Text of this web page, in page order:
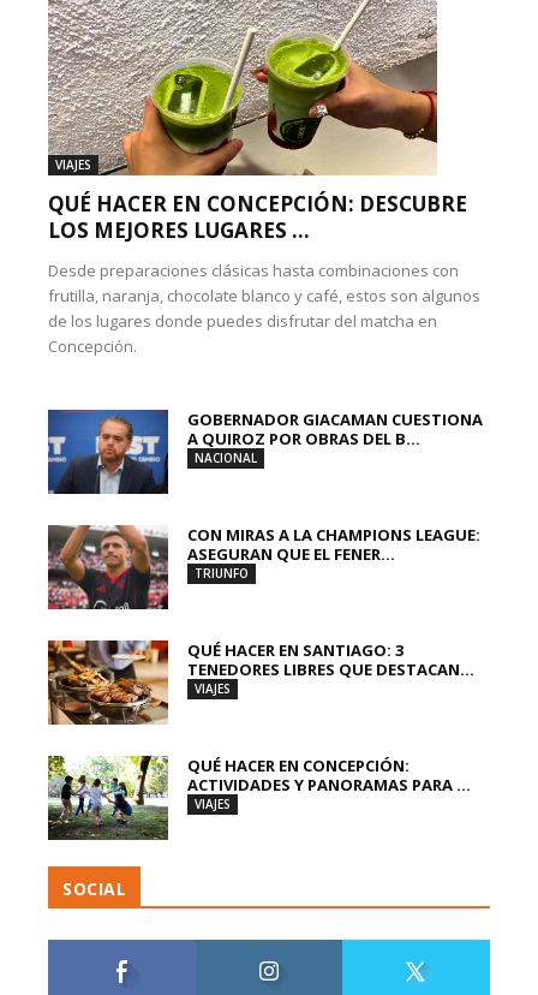
VIAJES
QUÉ HACER EN CONCEPCIÓN: DESCUBRE
LOS MEJORES LUGARES ...
Desde preparaciones clásicas hasta combinaciones con
frutilla, naranja, chocolate blanco y café, estos son algunos
de los lugares donde puedes disfrutar del matcha en
Concepción.
GOBERNADOR GIACAMAN CUESTIONA
A QUIROZ POR OBRAS DEL B...
NACIONAL
CON MIRAS A LA CHAMPIONS LEAGUE:
ASEGURAN QUE EL FENER...
TRIUNFO
QUÉ HACER EN SANTIAGO: 3
TENEDORES LIBRES QUE DESTACAN...
VIAJES
QUÉ HACER EN CONCEPCIÓN:
ACTIVIDADES Y PANORAMAS PARA ...
VIAJES
SOCIAL